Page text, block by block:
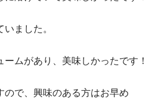
ました。
ムがあり、美味しかったです！
ので、興味のある方はお早め